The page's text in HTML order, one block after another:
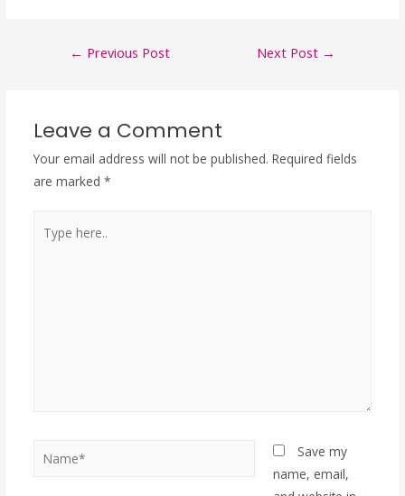
← Previous Post Next Post →
Leave a Comment
Your email address will not be published. Required fields
are marked *
here..
Save my
name, email,